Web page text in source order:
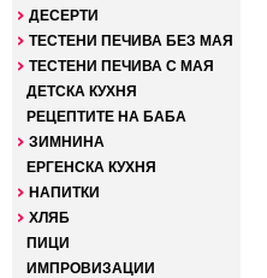
ДЕСЕРТИ
ТЕСТЕНИ ПЕЧИВА БЕЗ МАЯ
ТЕСТЕНИ ПЕЧИВА С МАЯ
ДЕТСКА КУХНЯ
РЕЦЕПТИТЕ НА БАБА
ЗИМНИНА
ЕРГЕНСКА КУХНЯ
НАПИТКИ
ХЛЯБ
ПИЦИ
ИМПРОВИЗАЦИИ